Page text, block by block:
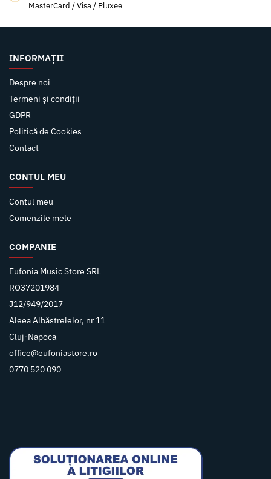
MasterCard / Visa / Pluxee
INFORMAȚII
Despre noi
Termeni și condiții
GDPR
Politică de Cookies
Contact
CONTUL MEU
Contul meu
Comenzile mele
COMPANIE
Eufonia Music Store SRL
RO37201984
J12/949/2017
Aleea Albăstrelelor, nr 11
Cluj-Napoca
office@eufoniastore.ro
0770 520 090